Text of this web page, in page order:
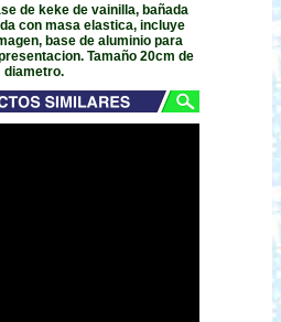
de keke de vainilla, bañada
con masa elastica, incluye
base de aluminio para
Tamaño 20cm de
diametro.